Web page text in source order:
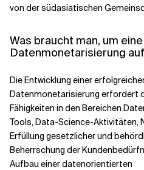
von der südasiatischen
Was braucht man, um
Datenmonetarisierung
Die Entwicklung einer
Datenmonetarisierung erfordert
Fähigkeiten in den Bereichen
Tools, Data-Science-Aktivitäten,
Erfüllung gesetzlicher und
Beherrschung der
Aufbau einer datenorientierten